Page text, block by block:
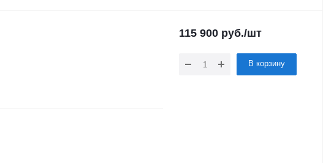
115 900 руб./шт
В корзину